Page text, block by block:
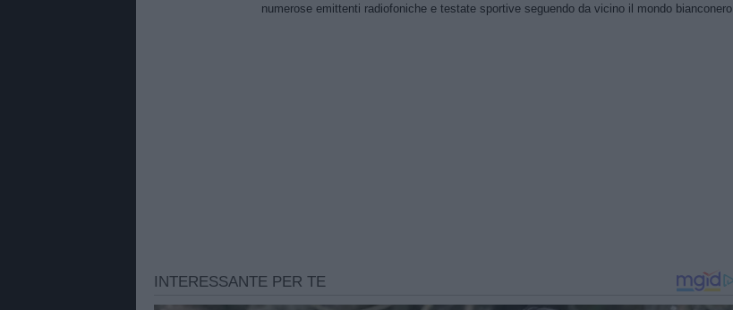
numerose emittenti radiofoniche e testate sportive seguendo da vicino il mondo bianconero.